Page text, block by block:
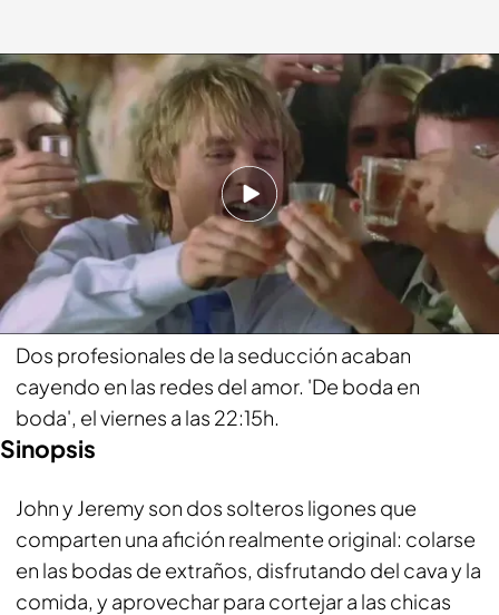
'De boda en boda', el viernes a las 22:15 h.
bemad.es
03 MAY 2023 - 12:47h.
¡En Be Mad estamos locos por el cine!
Compartir
Dos profesionales de la seducción acaban
cayendo en las redes del amor. 'De boda en
boda', el viernes a las 22:15h.
Sinopsis
John y Jeremy son dos solteros ligones que
comparten una afición realmente original: colarse
en las bodas de extraños, disfrutando del cava y la
comida, y aprovechar para cortejar a las chicas